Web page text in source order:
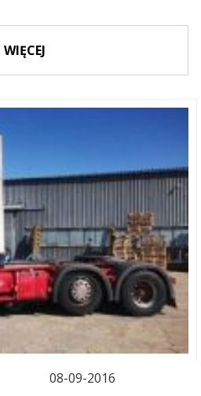
WIĘCEJ
08-09-2016